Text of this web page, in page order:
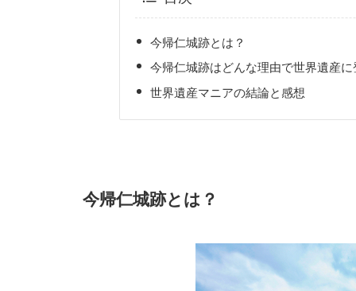
今帰仁城跡とは？
今帰仁城跡はどんな理由で世界遺産
世界遺産マニアの結論と感想
今帰仁城跡とは？